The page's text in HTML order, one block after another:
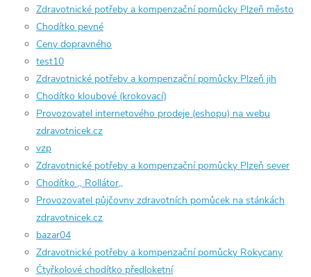
Zdravotnické potřeby a kompenzační pomůcky Plzeň město
Chodítko pevné
Ceny dopravného
test10
Zdravotnické potřeby a kompenzační pomůcky Plzeň jih
Chodítko kloubové (krokovací)
Provozovatel internetového prodeje (eshopu) na webu
zdravotnicek.cz
vzp
Zdravotnické potřeby a kompenzační pomůcky Plzeň sever
Chodítko ,, Rollátor,,
Provozovatel půjčovny zdravotních pomůcek na stánkách
zdravotnicek.cz
bazar04
Zdravotnické potřeby a kompenzační pomůcky Rokycany
Čtyřkolové chodítko předloketní